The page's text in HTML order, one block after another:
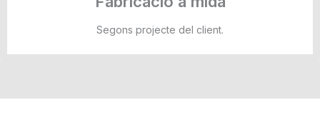
Segons projecte del client.